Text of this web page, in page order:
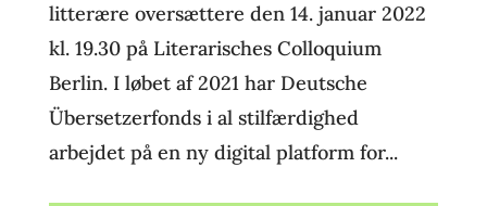
litterære oversættere den 14. januar 2022
kl. 19.30 på Literarisches Colloquium
Berlin. I løbet af 2021 har Deutsche
Übersetzerfonds i al stilfærdighed
arbejdet på en ny digital platform for...